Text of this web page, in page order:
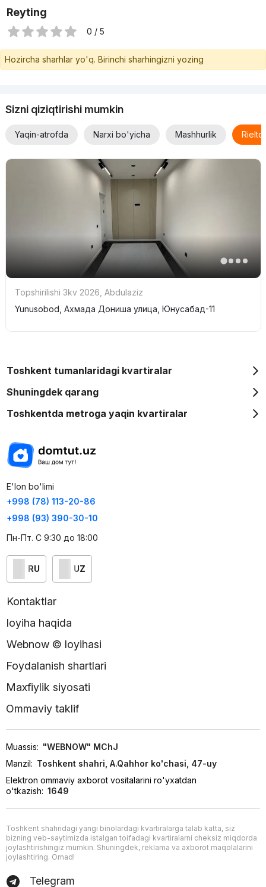
Reyting
0 / 5
Hozircha sharhlar yo'q. Birinchi sharhingizni yozing
Sizni qiziqtirishi mumkin
Yaqin-atrofda Narxi bo'yicha Mashhurlik
Topshirilishi 3kv 2026 Abdulaziz
Yunusobod, Ахмада Дониша улица, Юнусабад-11
Toshkent tumanlaridagi kvartiralar
Shuningdek qarang
Toshkentda metroga yaqin kvartiralar
E'lon bo'limi
+998 (78) 113-20-86
+998 (93) 390-30-10
Пн-Пт. С 9:30 до 18:00
RU UZ
Kontaktlar
loyiha haqida
Webnow © loyihasi
Foydalanish shartlari
Maxfiylik siyosati
Ommaviy taklif
Muassis: "WEBNOW" MChJ
Manzil: Toshkent shahri, A.Qahhor ko'chasi, 47-uy
Elektron ommaviy axborot vositalarini ro'yxatdan
o'tkazish: 1649
Toshkent shahridagi yangi binolardagi kvartiralarga talab katta, siz
bizning veb-saytimizda istalgan toifadagi kvartiralarni cheksiz miqdorda
joylashtirishingiz mumkin. Shuningdek, reklama va axborot maqolalarini
joylashtiring. Omad!
Telegram